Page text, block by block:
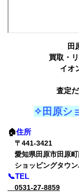
田
買取・
イオ
査定
✧田原シ
🏠住所
〒441-3421
愛知県田原市田原
ショッピングタウン
📞TEL
0531-27-8859